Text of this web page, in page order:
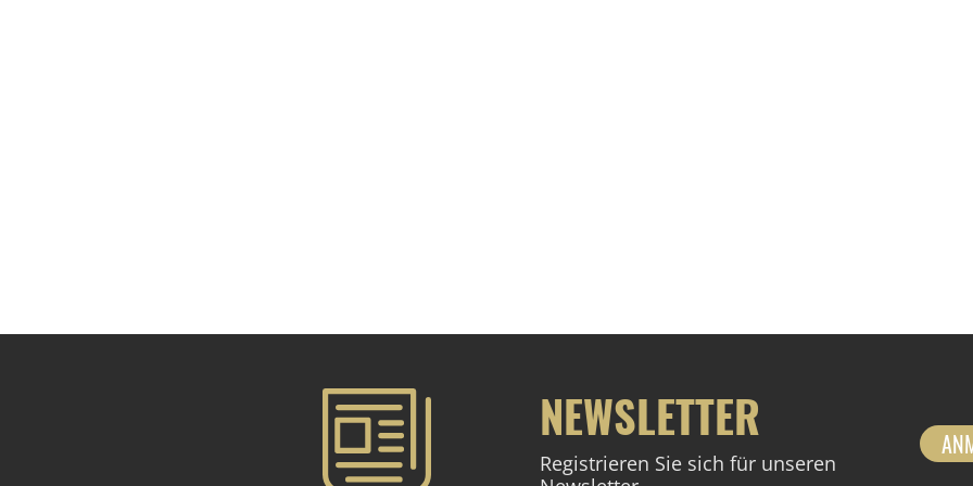
NEWSLETTER
Registrieren Sie sich für unseren